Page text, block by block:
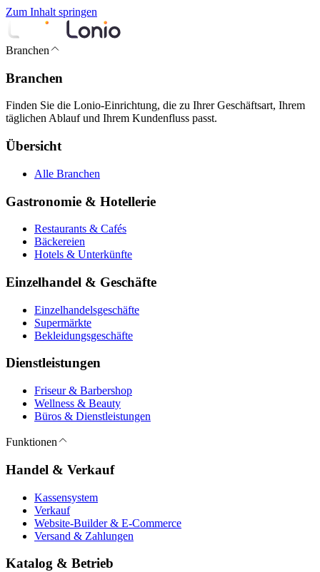
Zum Inhalt springen
Branchen
Branchen
Finden Sie die Lonio-Einrichtung, die zu Ihrer Geschäftsart, Ihrem
täglichen Ablauf und Ihrem Kundenfluss passt.
Übersicht
Alle Branchen
Gastronomie & Hotellerie
Restaurants & Cafés
Bäckereien
Hotels & Unterkünfte
Einzelhandel & Geschäfte
Einzelhandelsgeschäfte
Supermärkte
Bekleidungsgeschäfte
Dienstleistungen
Friseur & Barbershop
Wellness & Beauty
Büros & Dienstleistungen
Funktionen
Handel & Verkauf
Kassensystem
Verkauf
Website-Builder & E-Commerce
Versand & Zahlungen
Katalog & Betrieb